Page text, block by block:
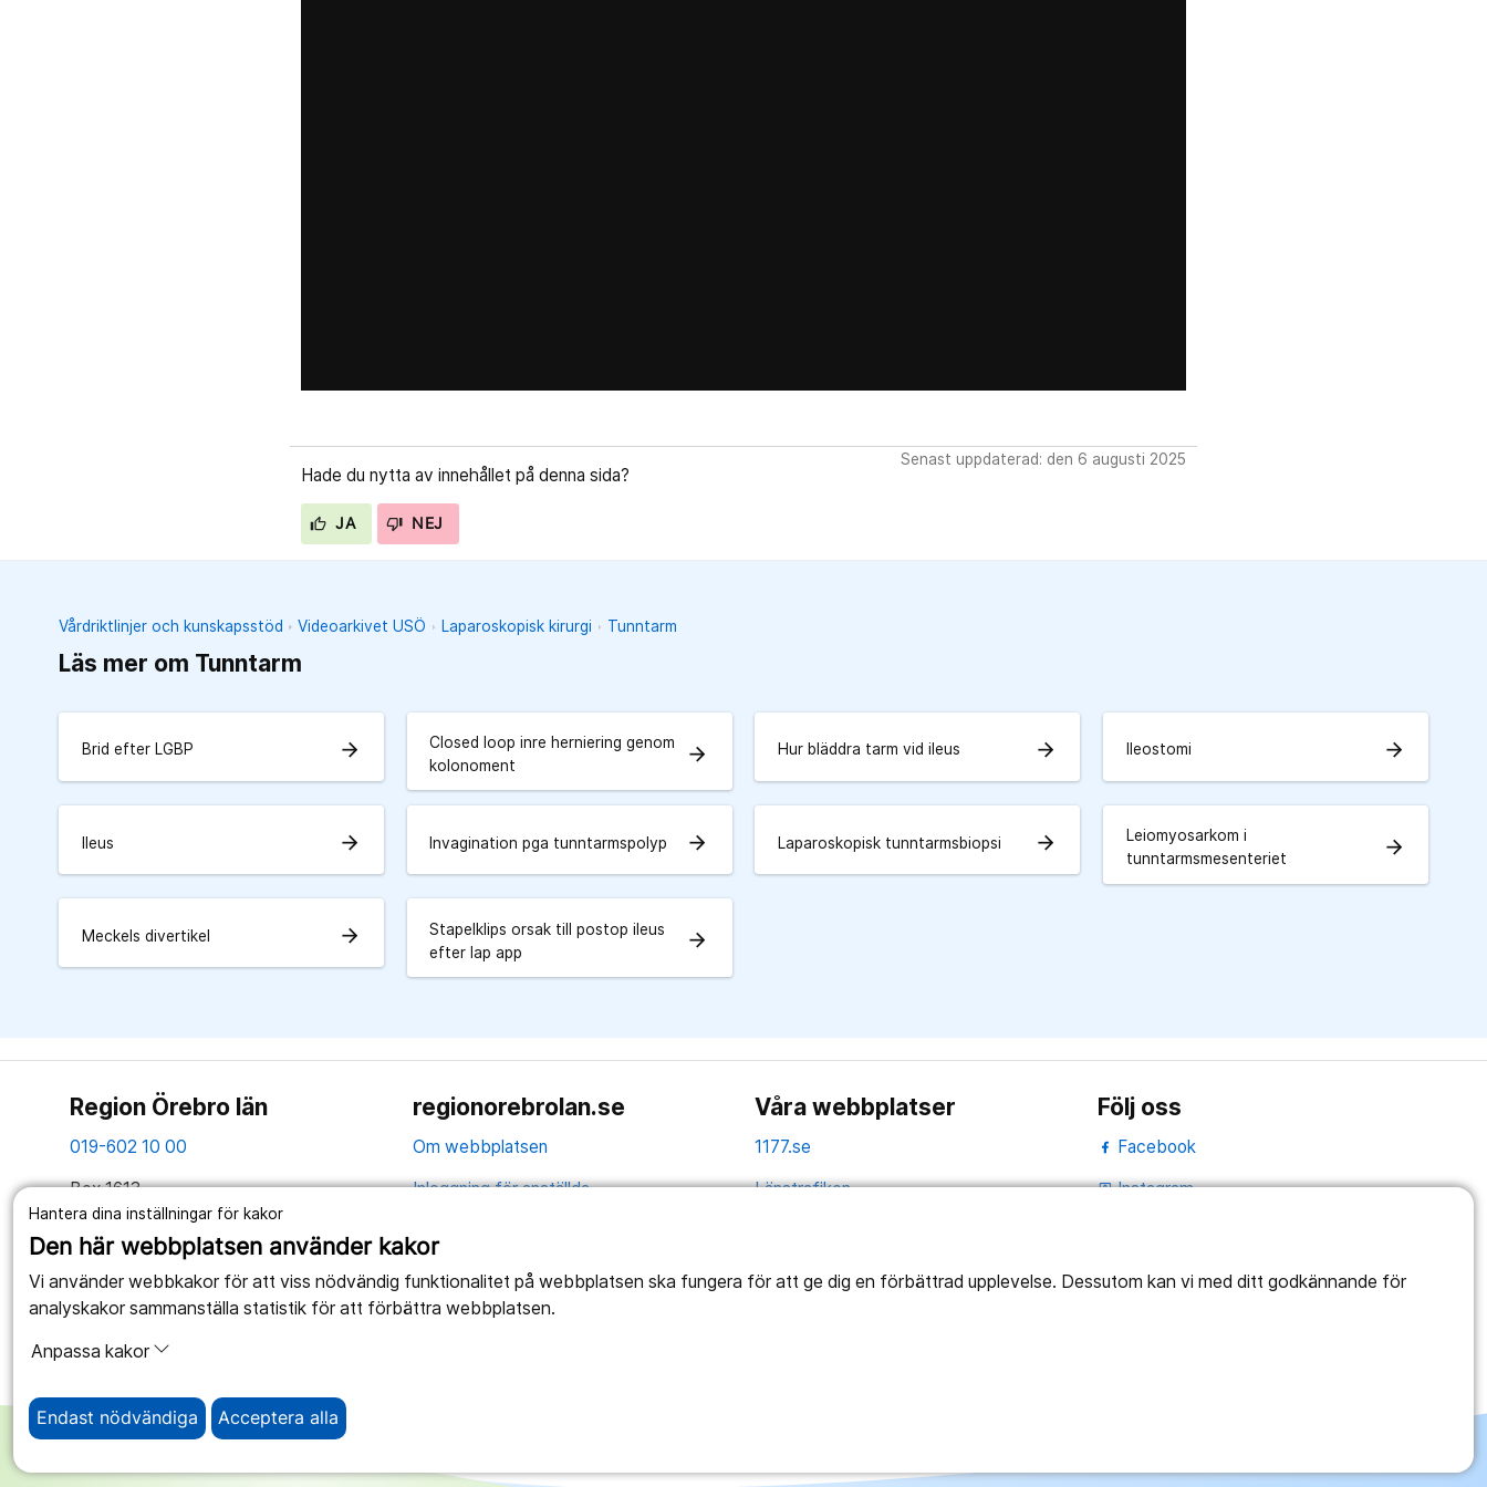
Hantera dina inställningar för kakor
Den här webbplatsen använder kakor
Vi använder webbkakor för att viss nödvändig funktionalitet på webbplatsen ska fungera för att ge dig en förbättrad upplevelse. Dessutom kan vi med ditt godkännande för
analyskakor sammanställa statistik för att förbättra webbplatsen.
Anpassa kakor
Endast nödvändiga Acceptera alla
Hade du nytta av innehållet på denna sida?
JA NEJ
Senast uppdaterad: den 6 augusti 2025
Vårdriktlinjer och kunskapsstöd Videoarkivet USÖ Laparoskopisk kirurgi Tunntarm
Läs mer om Tunntarm
Brid efter LGBP arrow_forward
Closed loop inre herniering genom
kolonoment
arrow_forward Hur bläddra tarm vid ileus arrow_forward Ileostomi arrow_forward
Ileus arrow_forward Invagination pga tunntarmspolyp arrow_forward Laparoskopisk tunntarmsbiopsi arrow_forward
Leiomyosarkom i
tunntarmsmesenteriet
arrow_forward
Meckels divertikel arrow_forward
Stapelklips orsak till postop ileus
efter lap app
arrow_forward
Region Örebro län
019-602 10 00
Box 1613
701 16 Örebro
Tillsammans skapar vi ett bättre liv
regionorebrolan.se
Om webbplatsen
Inloggning för anställda
Webbplatsens tillgänglighet
Våra webbplatser
1177.se
Länstrafiken
Följ oss
Facebook
portraitInstagram